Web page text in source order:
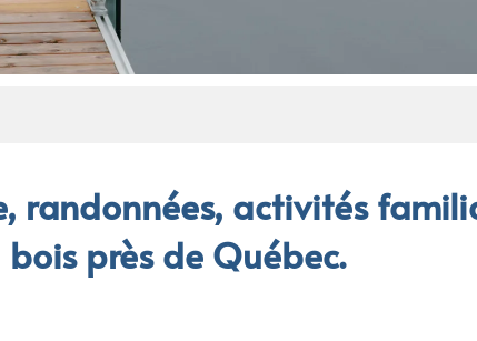
randonnées, activités
près de Québec.